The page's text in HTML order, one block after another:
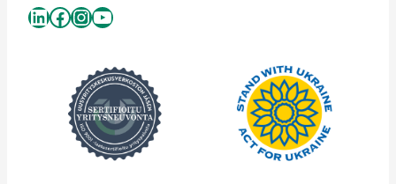
LinkedIn
Facebook
Instagram
YouTube